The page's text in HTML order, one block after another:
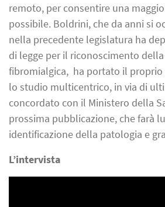
remoto, per consentire una
possibile. Boldrini, che da anni si
nella precedente legislatura ha
di legge per il riconoscimento
fibromialgica, ha portato il
lo studio multicentrico, in via di
concordato con il Ministero della
prossima pubblicazione, che farà
identificazione della patologia e
L’intervista